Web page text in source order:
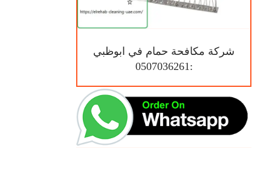
شركة مكافحة حمام في ابوظبي
:0507036261